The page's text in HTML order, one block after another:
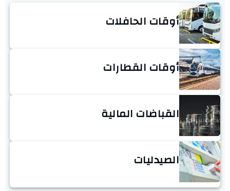
أوقات الحافلات
أوقات القطارات
القباضات المالية
الصيدليات